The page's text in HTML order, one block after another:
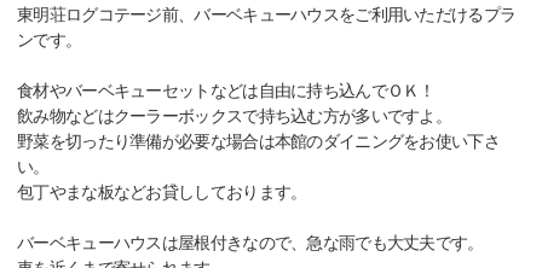
東明荘ログコテージ前、バーベキューハウスをご利用いただけるプラ
ンです。
食材やバーベキューセットなどは自由に持ち込んでＯＫ！
飲み物などはクーラーボックスで持ち込む方が多いですよ。
野菜を切ったり準備が必要な場合は本館のダイニングをお使い下さ
い。
包丁やまな板などお貸ししております。
バーベキューハウスは屋根付きなので、急な雨でも大丈夫です。